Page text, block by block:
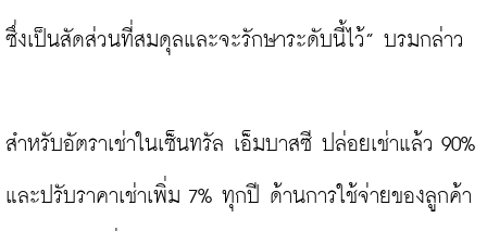
ซึ่งเป็นสัดส่วนที่สมดุลและจะรักษาระดับนี้ไว้” บรมกล่าว
สำหรับอัตราเช่าในเซ็นทรัล เอ็มบาสซี ปล่อยเช่าแล้ว 90%
และปรับราคาเช่าเพิ่ม 7% ทุกปี ด้านการใช้จ่ายของลูกค้า